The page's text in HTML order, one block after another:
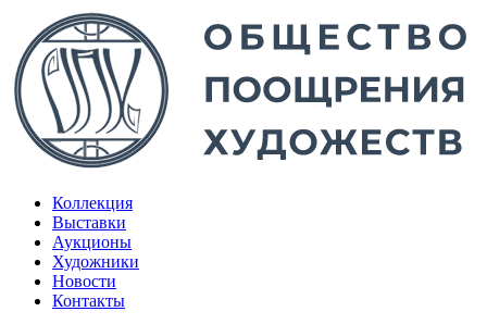
Коллекция
Выставки
Аукционы
Художники
Новости
Контакты